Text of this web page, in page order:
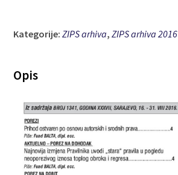
Kategorije:ZIPS arhiva,ZIPS arhiva 2016
Opis